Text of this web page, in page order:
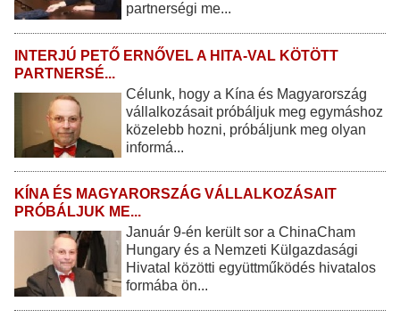
partnerségi me...
INTERJÚ PETŐ ERNŐVEL A HITA-VAL KÖTÖTT
PARTNERSÉ...
Célunk, hogy a Kína és Magyarország
vállalkozásait próbáljuk meg egymáshoz
közelebb hozni, próbáljunk meg olyan
informá...
KÍNA ÉS MAGYARORSZÁG VÁLLALKOZÁSAIT
PRÓBÁLJUK ME...
Január 9-én került sor a ChinaCham
Hungary és a Nemzeti Külgazdasági
Hivatal közötti együttműködés hivatalos
formába ön...